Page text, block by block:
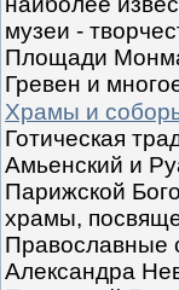
музеи -
Площади
Гревен и
Храмы и
Готическая
Амьенский и
Парижской
храмы,
Православные
Александра